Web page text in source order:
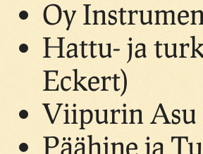
Oy
Hattu- ja
Eckert)
Viipurin Asu
Päähine ja